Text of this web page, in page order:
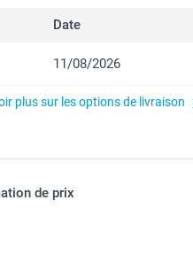
Date
11/08/2026
plus sur les options de livraison
de prix